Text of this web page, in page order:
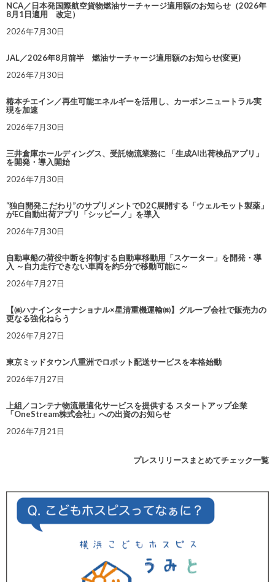
NCA／日本発国際航空貨物燃油サーチャージ適用額のお知らせ（2026年
8月1日適用 改定）
2026年7月30日
JAL／2026年8月前半 燃油サーチャージ適用額のお知らせ(変更)
2026年7月30日
椿本チエイン／再生可能エネルギーを活用し、カーボンニュートラル実
現を加速
2026年7月30日
三井倉庫ホールディングス、受託物流業務に 「生成AI出荷検品アプリ」
を開発・導入開始
2026年7月30日
“独自開発こだわり”のサプリメントでD2C展開する「ウェルモット製薬」
がEC自動出荷アプリ「シッピーノ」を導入
2026年7月30日
自動車船の荷役中断を抑制する自動車移動用「スケーター」を開発・導
入 ～自力走行できない車両を約5分で移動可能に～
2026年7月27日
【㈱ハナインターナショナル×星清重機運輸㈱】グループ会社で販売力の
更なる強化ねらう
2026年7月27日
東京ミッドタウン八重洲でロボット配送サービスを本格始動
2026年7月27日
上組／コンテナ物流最適化サービスを提供する スタートアップ企業
「OneStream株式会社」への出資のお知らせ
2026年7月21日
プレスリリースまとめてチェック一覧